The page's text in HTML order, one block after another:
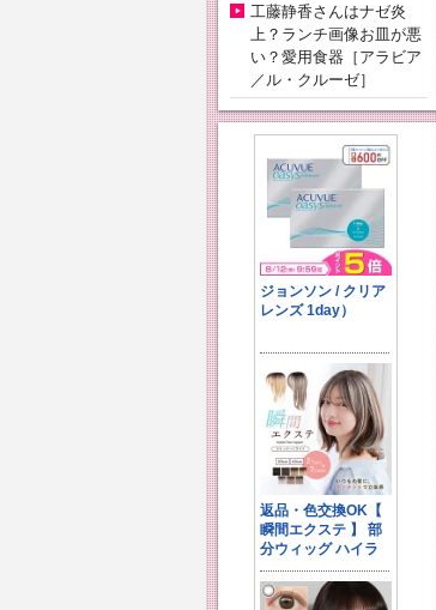
工藤静香さんはナゼ炎
上？ランチ画像お皿が悪
い？愛用食器［アラビア
／ル・クルーゼ］